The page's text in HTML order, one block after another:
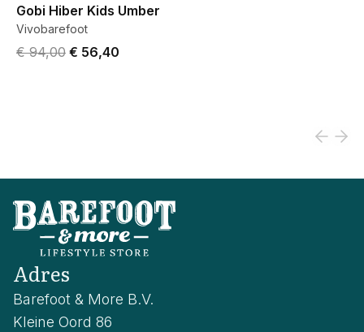
Gobi Hiber Kids Umber
Vivobarefoot
Original price was € 94,00.
€ 94,00 Current price is € 56,40.
€ 56,40
Adres
Barefoot & More B.V.
Kleine Oord 86